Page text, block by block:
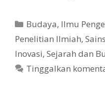
Kategori
Budaya, Ilmu
Penelitian Ilmiah, Sains
Inovasi, Sejarah dan
Tinggalkan